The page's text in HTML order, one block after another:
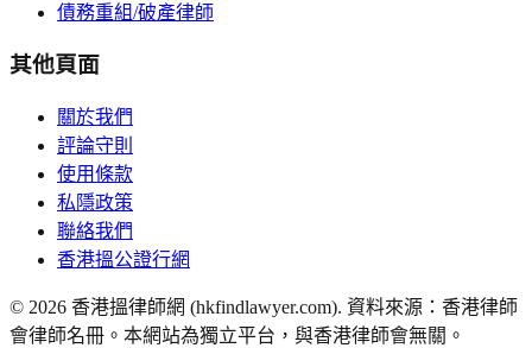
債務重組/破產律師
其他頁面
關於我們
評論守則
使用條款
私隱政策
聯絡我們
香港搵公證行網
© 2026 香港搵律師網 (hkfindlawyer.com). 資料來源：香港律師
會律師名冊。本網站為獨立平台，與香港律師會無關。